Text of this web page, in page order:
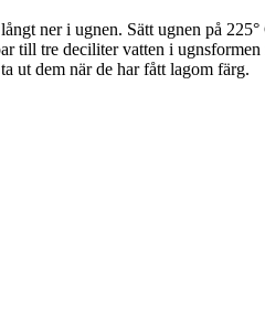
ner i ugnen. Sätt ugnen på 225°
till tre deciliter vatten i
ut dem när de har fått lagom färg.